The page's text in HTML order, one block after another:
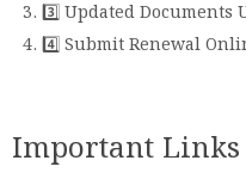
3️⃣ Updated Documents
4️⃣ Submit Renewal
Important Links